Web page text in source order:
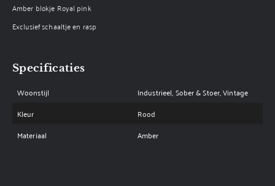
Amber blokje Royal pink
Exclusief schaaltje en rasp
Specificaties
Woonstijl
Industrieel, Sober & Stoer, Vintage
Kleur
Rood
Materiaal
Amber